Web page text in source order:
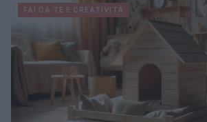
FAI DA TE E CREATIVITÀ